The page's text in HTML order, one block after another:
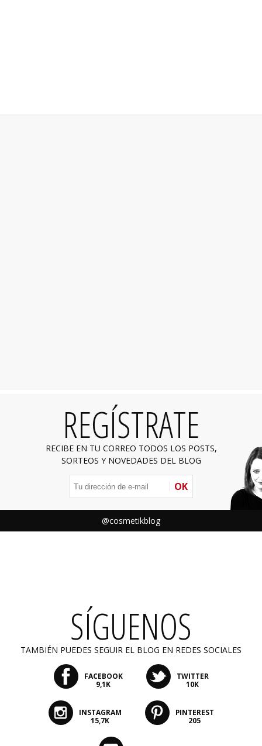
REGÍSTRATE
RECIBE EN TU CORREO TODOS LOS POSTS,
SORTEOS Y NOVEDADES DEL BLOG
OK
@cosmetikblog
SÍGUENOS
TAMBIÉN PUEDES SEGUIR EL BLOG EN REDES SOCIALES
FACEBOOK
9,1K
TWITTER
10K
INSTAGRAM
15,7K
PINTEREST
205